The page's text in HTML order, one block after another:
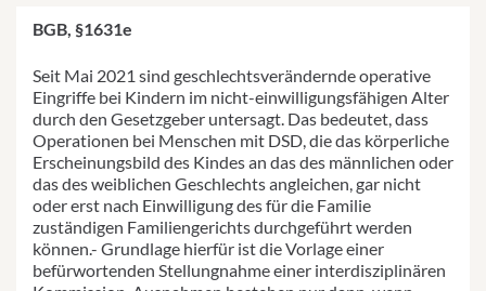
BGB, §1631e
Seit Mai 2021 sind geschlechtsverändernde operative
Eingriffe bei Kindern im nicht-einwilligungsfähigen Alter
durch den Gesetzgeber untersagt. Das bedeutet, dass
Operationen bei Menschen mit DSD, die das körperliche
Erscheinungsbild des Kindes an das des männlichen oder
das des weiblichen Geschlechts angleichen, gar nicht
oder erst nach Einwilligung des für die Familie
zuständigen Familiengerichts durchgeführt werden
können.- Grundlage hierfür ist die Vorlage einer
befürwortenden Stellungnahme einer interdisziplinären